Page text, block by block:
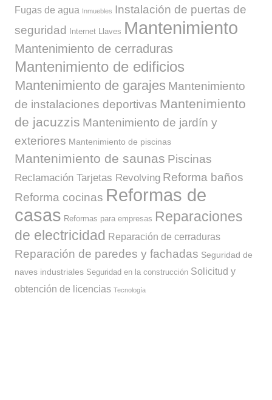
Fugas de agua Inmuebles Instalación de puertas de
seguridad
Internet Llaves Mantenimiento
Mantenimiento de cerraduras
Mantenimiento de edificios
Mantenimiento de garajes Mantenimiento
de instalaciones deportivas Mantenimiento
de jacuzzis Mantenimiento de jardín y
exteriores Mantenimiento de piscinas
Mantenimiento de saunas Piscinas
Reclamación Tarjetas Revolving Reforma baños
Reforma cocinas Reformas de
casas Reformas para empresas Reparaciones
de electricidad Reparación de cerraduras
Reparación de paredes y fachadas Seguridad de
naves industriales Seguridad en la construcción Solicitud y
obtención de licencias Tecnología